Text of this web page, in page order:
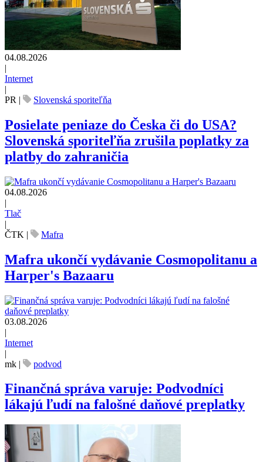
04.08.2026
|
Internet
|
PR | Slovenská sporiteľňa
Posielate peniaze do Česka či do USA?
Slovenská sporiteľňa zrušila poplatky za
platby do zahraničia
04.08.2026
|
Tlač
|
ČTK | Mafra
Mafra ukončí vydávanie Cosmopolitanu a
Harper's Bazaaru
03.08.2026
|
Internet
|
mk | podvod
Finančná správa varuje: Podvodníci
lákajú ľudí na falošné daňové preplatky